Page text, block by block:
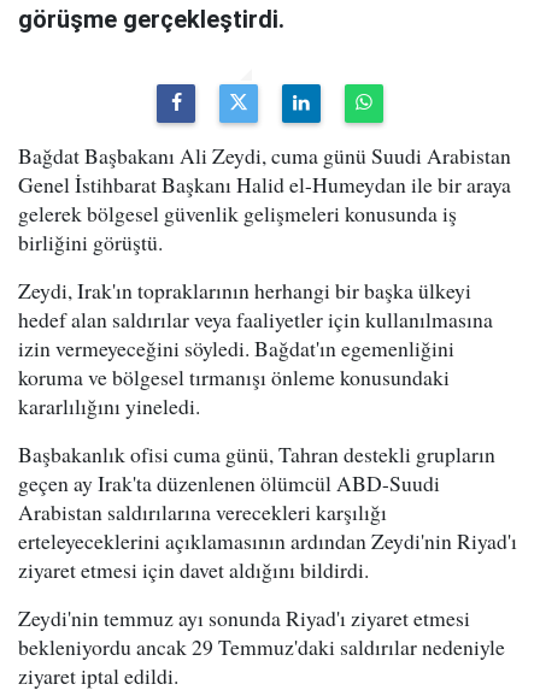
görüşme gerçekleştirdi.
Bağdat Başbakanı Ali Zeydi, cuma günü Suudi Arabistan
Genel İstihbarat Başkanı Halid el-Humeydan ile bir araya
gelerek bölgesel güvenlik gelişmeleri konusunda iş
birliğini görüştü.
Zeydi, Irak'ın topraklarının herhangi bir başka ülkeyi
hedef alan saldırılar veya faaliyetler için kullanılmasına
izin vermeyeceğini söyledi. Bağdat'ın egemenliğini
koruma ve bölgesel tırmanışı önleme konusundaki
kararlılığını yineledi.
Başbakanlık ofisi cuma günü, Tahran destekli grupların
geçen ay Irak'ta düzenlenen ölümcül ABD-Suudi
Arabistan saldırılarına verecekleri karşılığı
erteleyeceklerini açıklamasının ardından Zeydi'nin Riyad'ı
ziyaret etmesi için davet aldığını bildirdi.
Zeydi'nin temmuz ayı sonunda Riyad'ı ziyaret etmesi
bekleniyordu ancak 29 Temmuz'daki saldırılar nedeniyle
ziyaret iptal edildi.